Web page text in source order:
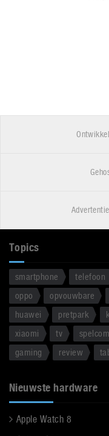
Topics
smartphone telefoon
oppo
opvouwbare
huawei
pretpark
xiaomi
tv
gaming
review
Nieuwste hardware
Apple Watch 8